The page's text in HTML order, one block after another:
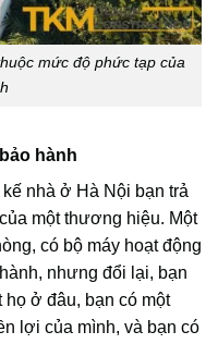
mức độ phức tạp của
hành
nhà ở Hà Nội bạn trả
một thương hiệu. Một
có bộ máy hoạt động
nhưng đổi lại, bạn
ở đâu, bạn có một
lợi của mình, và bạn có